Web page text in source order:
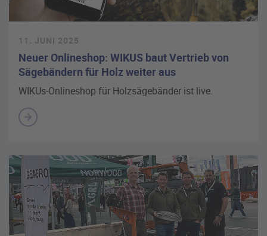
11. JUNI 2025
Neuer Onlineshop: WIKUS baut Vertrieb von
Sägebändern für Holz weiter aus
WIKUs-Onlineshop für Holzsägebänder ist live.